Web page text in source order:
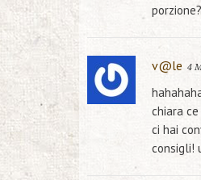
porzione?
v@le 4
chiara
ci hai
consigli!